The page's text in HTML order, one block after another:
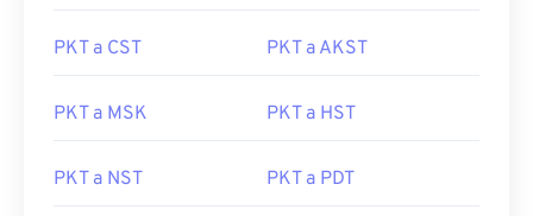
PKT a CST PKT a AKST
PKT a MSK PKT a HST
PKT a NST PKT a PDT